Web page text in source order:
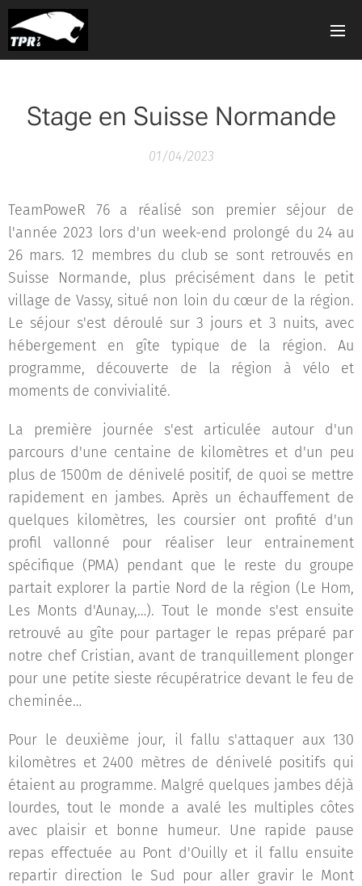
Stage en Suisse Normande
01/04/2023
TeamPoweR 76 a réalisé son premier séjour de
l'année 2023 lors d'un week-end prolongé du 24 au
26 mars. 12 membres du club se sont retrouvés en
Suisse Normande, plus précisément dans le petit
village de Vassy, situé non loin du cœur de la région.
Le séjour s'est déroulé sur 3 jours et 3 nuits, avec
hébergement en gîte typique de la région. Au
programme, découverte de la région à vélo et
moments de convivialité.
La première journée s'est articulée autour d'un
parcours d'une centaine de kilomètres et d'un peu
plus de 1500m de dénivelé positif, de quoi se mettre
rapidement en jambes. Après un échauffement de
quelques kilomètres, les coursier ont profité d'un
profil vallonné pour réaliser leur entrainement
spécifique (PMA) pendant que le reste du groupe
partait explorer la partie Nord de la région (Le Hom,
Les Monts d'Aunay,…). Tout le monde s'est ensuite
retrouvé au gîte pour partager le repas préparé par
notre chef Cristian, avant de tranquillement plonger
pour une petite sieste récupératrice devant le feu de
cheminée…
Pour le deuxième jour, il fallu s'attaquer aux 130
kilomètres et 2400 mètres de dénivelé positifs qui
étaient au programme. Malgré quelques jambes déjà
lourdes, tout le monde a avalé les multiples côtes
avec plaisir et bonne humeur. Une rapide pause
repas effectuée au Pont d'Ouilly et il fallu ensuite
repartir direction le Sud pour aller gravir le Mont